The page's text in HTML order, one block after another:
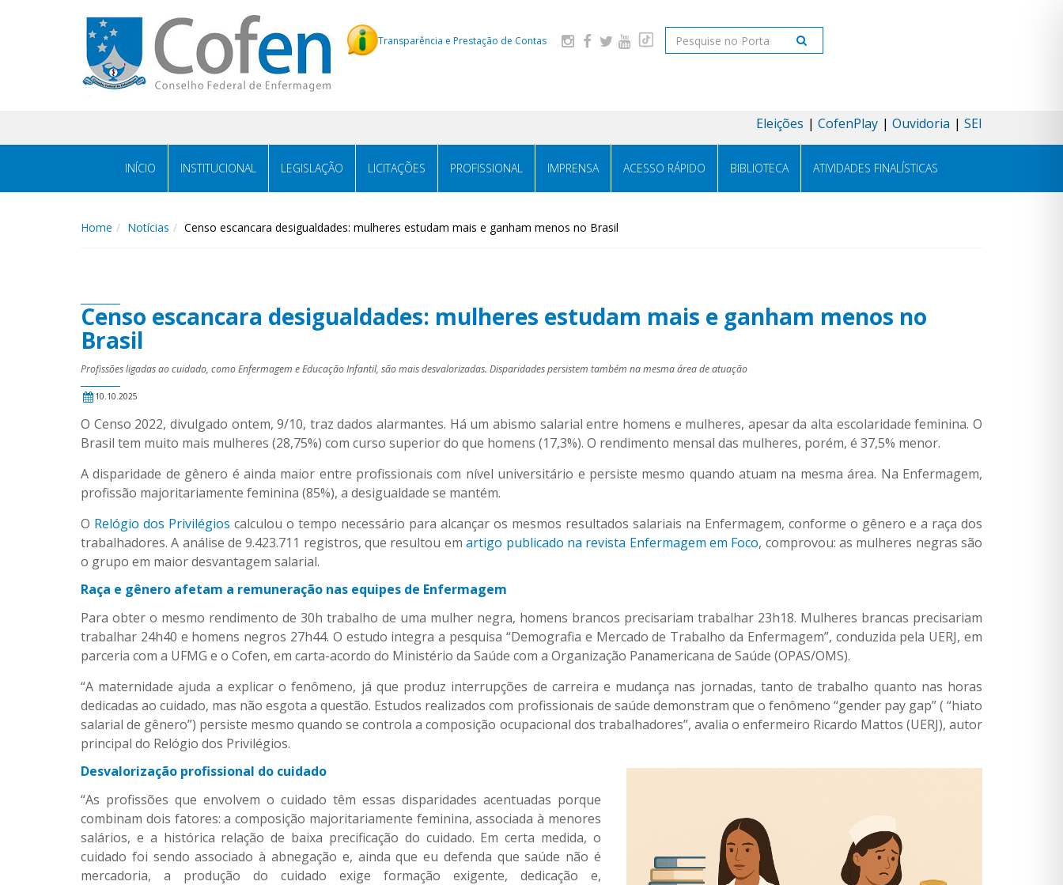
Transparência e Prestação de Contas Pesquisar
Eleições CofenPlay Ouvidoria SEI
INÍCIO INSTITUCIONAL LEGISLAÇÃO LICITAÇÕES PROFISSIONAL IMPRENSA ACESSO RÁPIDO BIBLIOTECA ATIVIDADES FINALÍSTICAS
Home Notícias Censo escancara desigualdades: mulheres estudam mais e ganham menos no Brasil
Censo escancara desigualdades: mulheres estudam mais e ganham menos no
Brasil
Profissões ligadas ao cuidado, como Enfermagem e Educação Infantil, são mais desvalorizadas. Disparidades persistem também na mesma área de atuação
10.10.2025
O Censo 2022, divulgado ontem, 9/10, traz dados alarmantes. Há um abismo salarial entre homens e mulheres, apesar da alta escolaridade feminina. O
Brasil tem muito mais mulheres (28,75%) com curso superior do que homens (17,3%). O rendimento mensal das mulheres, porém, é 37,5% menor.
A disparidade de gênero é ainda maior entre profissionais com nível universitário e persiste mesmo quando atuam na mesma área. Na Enfermagem,
profissão majoritariamente feminina (85%), a desigualdade se mantém.
O Relógio dos Privilégios calculou o tempo necessário para alcançar os mesmos resultados salariais na Enfermagem, conforme o gênero e a raça dos
trabalhadores. A análise de 9.423.711 registros, que resultou emartigo publicado na revista Enfermagem em Foco, comprovou: as mulheres negras são
o grupo em maior desvantagem salarial.
Raça e gênero afetam a remuneração nas equipes de Enfermagem
Para obter o mesmo rendimento de 30h trabalho de uma mulher negra, homens brancos precisariam trabalhar 23h18. Mulheres brancas precisariam
trabalhar 24h40 e homens negros 27h44. O estudo integra a pesquisa “Demografia e Mercado de Trabalho da Enfermagem”, conduzida pela UERJ, em
parceria com a UFMG e o Cofen, em carta-acordo do Ministério da Saúde com a Organização Panamericana de Saúde (OPAS/OMS).
“A maternidade ajuda a explicar o fenômeno, já que produz interrupções de carreira e mudança nas jornadas, tanto de trabalho quanto nas horas
dedicadas ao cuidado, mas não esgota a questão. Estudos realizados com profissionais de saúde demonstram que o fenômeno “gender pay gap” ( “hiato
salarial de gênero”) persiste mesmo quando se controla a composição ocupacional dos trabalhadores”, avalia o enfermeiro Ricardo Mattos (UERJ), autor
principal do Relógio dos Privilégios.
Desvalorização profissional do cuidado
“As profissões que envolvem o cuidado têm essas disparidades acentuadas porque
combinam dois fatores: a composição majoritariamente feminina, associada à menores
salários, e a histórica relação de baixa precificação do cuidado. Em certa medida, o
cuidado foi sendo associado à abnegação e, ainda que eu defenda que saúde não é
mercadoria, a produção do cuidado exige formação exigente, dedicação e,